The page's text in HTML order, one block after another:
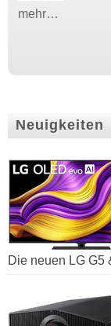
mehr…
Neuigkeiten
Die neuen LG G5